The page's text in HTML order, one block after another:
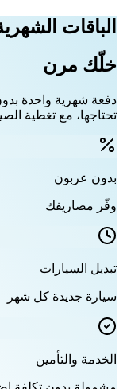
الباقات
خلّك مرن
دفعة شهرية واحدة
تحتاجها، مع تغطية
بدون عربون
وفّر مصاريفك
تبديل السيارات
سيارة جديدة كل شهر
الخدمة والتأمين